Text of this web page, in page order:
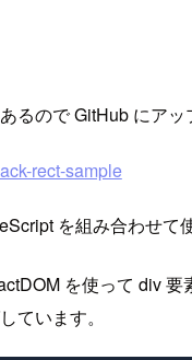
るので GitHub にアッ
rect-sample
を組み合わせて
を使って div 要
ています。